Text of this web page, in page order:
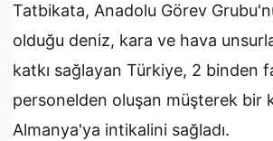
Tatbikata, Anadolu Görev
olduğu deniz, kara ve hava
katkı sağlayan Türkiye, 2 binden
personelden oluşan müşterek bir
Almanya'ya intikalini sağladı.